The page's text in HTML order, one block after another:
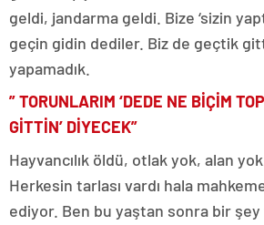
geldi, jandarma geldi. Bize ‘sizin
geçin gidin dediler. Biz de geçtik
yapamadık.
” TORUNLARIM ‘DEDE NE BİÇİM
GİTTİN’ DİYECEK”
Hayvancılık öldü, otlak yok, alan
Herkesin tarlası vardı hala
ediyor. Ben bu yaştan sonra bir şey